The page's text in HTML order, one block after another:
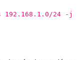
192.168.1.0/24 -j